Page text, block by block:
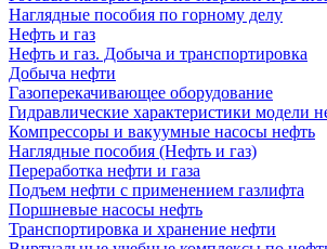
Наглядные пособия по горному делу
Нефть и газ
Нефть и газ. Добыча и транспортировка
Добыча нефти
Газоперекачивающее оборудование
Гидравлические характеристики модели
Компрессоры и вакуумные насосы нефть
Наглядные пособия (Нефть и газ)
Переработка нефти и газа
Подъем нефти с применением газлифта
Поршневые насосы нефть
Транспортировка и хранение нефти